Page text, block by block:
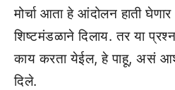
मोर्चा आता हे आंदोलन हाती
शिष्टमंडळाने दिलाय. तर या
काय करता येईल, हे पाहू, असं
दिले.